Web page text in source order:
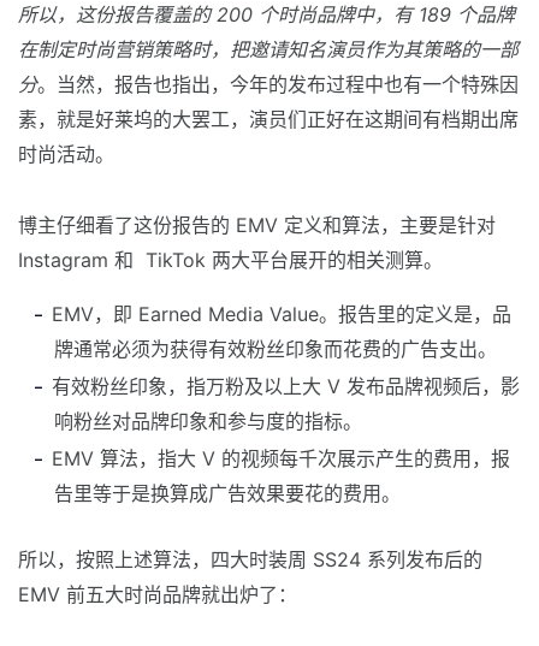
所以，这份报告覆盖的 200 个时尚品牌中，有 189 个品牌
在制定时尚营销策略时，把邀请知名演员作为其策略的一部
分。当然，报告也指出，今年的发布过程中也有一个特殊因
素，就是好莱坞的大罢工，演员们正好在这期间有档期出席
时尚活动。
博主仔细看了这份报告的 EMV 定义和算法，主要是针对
Instagram 和 TikTok 两大平台展开的相关测算。
EMV，即 Earned Media Value。报告里的定义是，品
牌通常必须为获得有效粉丝印象而花费的广告支出。
有效粉丝印象，指万粉及以上大 V 发布品牌视频后，影
响粉丝对品牌印象和参与度的指标。
EMV 算法，指大 V 的视频每千次展示产生的费用，报
告里等于是换算成广告效果要花的费用。
所以，按照上述算法，四大时装周 SS24 系列发布后的
EMV 前五大时尚品牌就出炉了：